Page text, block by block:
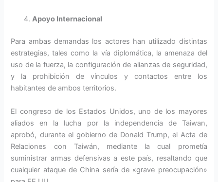
Apoyo Internacional
Para ambas demandas los actores han utilizado distintas
estrategias, tales como la vía diplomática, la amenaza del
uso de la fuerza, la configuración de alianzas de seguridad,
y la prohibición de vínculos y contactos entre los
habitantes de ambos territorios.
El congreso de los Estados Unidos, uno de los mayores
aliados en la lucha por la independencia de Taiwan,
aprobó, durante el gobierno de Donald Trump, el Acta de
Relaciones con Taiwán, mediante la cual prometía
suministrar armas defensivas a este país, resaltando que
cualquier ataque de China sería de «grave preocupación»